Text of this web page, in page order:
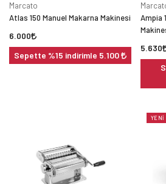
Marcato
Atlas 150 Manuel Makarna Makinesi
6.000
Sepette %15 indirimle 5.100
Ampia
5.630
YENI